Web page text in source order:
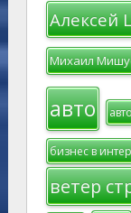
Алексей
Михаил
авто
бизнес в
ветер